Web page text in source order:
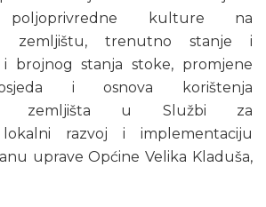
kulture na
zemljištu, trenutno stanje i
brojnog stanja stoke, promjene
i osnova korištenja
zemljišta u Službi za
lokalni razvoj i implementaciju
uprave Općine Velika Kladuša,